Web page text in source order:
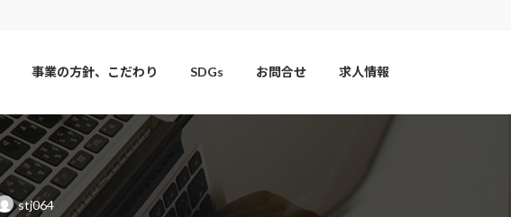
事業の方針、こだわり SDGs お問合せ 求人情報
stj064